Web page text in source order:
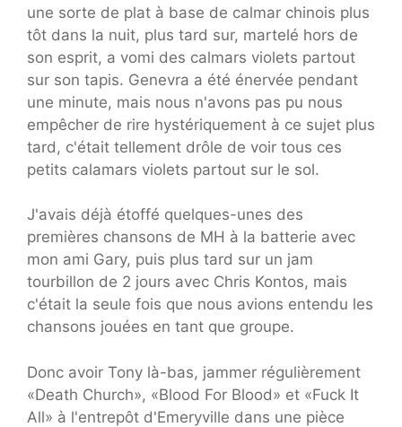
une sorte de plat à base de calmar chinois plus
tôt dans la nuit, plus tard sur, martelé hors de
son esprit, a vomi des calmars violets partout
sur son tapis. Genevra a été énervée pendant
une minute, mais nous n'avons pas pu nous
empêcher de rire hystériquement à ce sujet plus
tard, c'était tellement drôle de voir tous ces
petits calamars violets partout sur le sol.
J'avais déjà étoffé quelques-unes des
premières chansons de MH à la batterie avec
mon ami Gary, puis plus tard sur un jam
tourbillon de 2 jours avec Chris Kontos, mais
c'était la seule fois que nous avions entendu les
chansons jouées en tant que groupe.
Donc avoir Tony là-bas, jammer régulièrement
«Death Church», «Blood For Blood» et «Fuck It
All» à l'entrepôt d'Emeryville dans une pièce